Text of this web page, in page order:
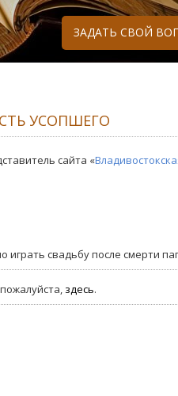
ЗАДАТЬ СВОЙ
УСОПШЕГО
сайта «
играть свадьбу после смерти
здесь.